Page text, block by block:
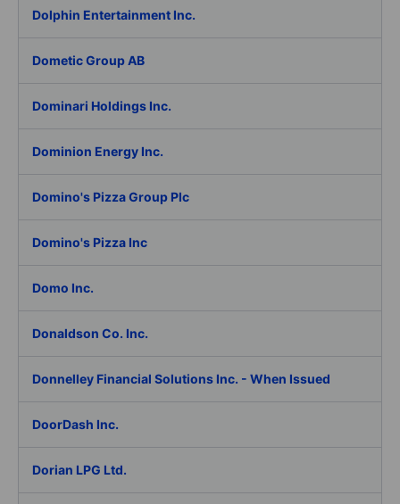
Dolphin Entertainment Inc.
Dometic Group AB
Dominari Holdings Inc.
Dominion Energy Inc.
Domino's Pizza Group Plc
Domino's Pizza Inc
Domo Inc.
Donaldson Co. Inc.
Donnelley Financial Solutions Inc. - When Issued
DoorDash Inc.
Dorian LPG Ltd.